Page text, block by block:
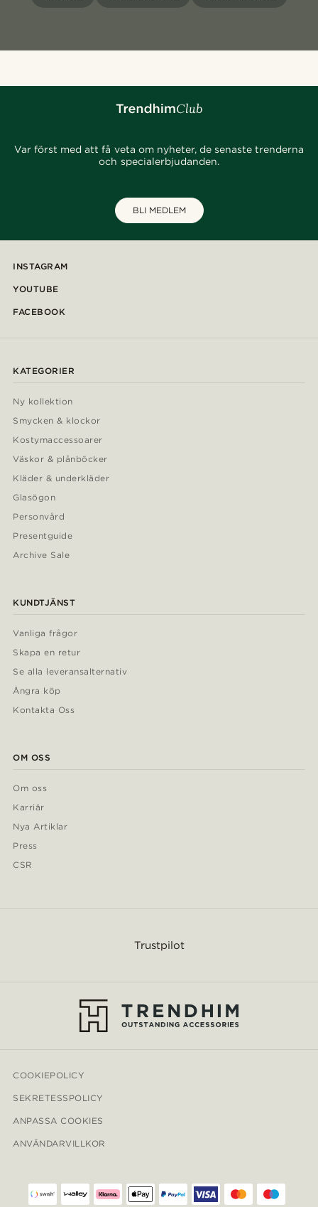
Var först med att få veta om nyheter, de senaste trenderna
och specialerbjudanden.
BLI MEDLEM
INSTAGRAM
YOUTUBE
FACEBOOK
KATEGORIER
Ny kollektion
Smycken & klockor
Kostymaccessoarer
Väskor & plånböcker
Kläder & underkläder
Glasögon
Personvård
Presentguide
Archive Sale
KUNDTJÄNST
Vanliga frågor
Skapa en retur
Se alla leveransalternativ
Ångra köp
Kontakta Oss
OM OSS
Om oss
Karriär
Nya Artiklar
Press
CSR
Trustpilot
COOKIEPOLICY
SEKRETESSPOLICY
ANPASSA COOKIES
ANVÄNDARVILLKOR